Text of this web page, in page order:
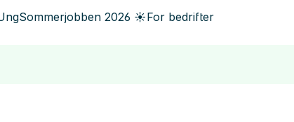
Sommerjobben 2026 ☀️For bedrifter